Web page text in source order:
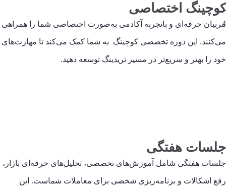
کوچینگ اختصاصی
مربیان حرفه‌ای و باتجربه آکادمی به‌صورت اختصاصی شما را همراهی
می‌کنند. این دوره تخصصی کوچینگ به شما کمک می‌کند تا مهارت‌های
خود را بهتر و سریع‌تر در مسیر تریدینگ توسعه دهید.
جلسات هفتگی
جلسات هفتگی شامل آموزش‌های تخصصی، تحلیل‌های حرفه‌ای بازار،
رفع اشکالات و برنامه‌ریزی شخصی برای معاملات شماست. این